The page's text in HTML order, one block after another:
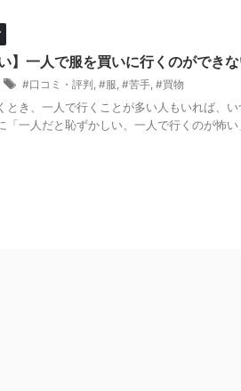
】一人で服を買いに行くのができ
#口コミ・評判, #服, #苦手, #買物
とき、一人で行くことが多い人もいれば、
「一人だと恥ずかしい、一人で行くのが怖